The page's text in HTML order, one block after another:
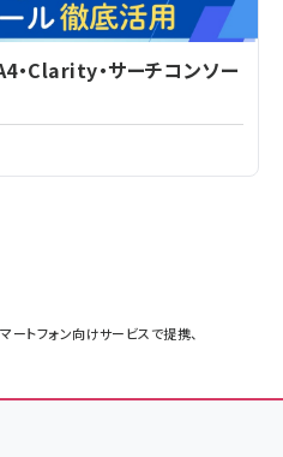
ートフォン向けサービスで提携、
・Clarity・サーチコンソー